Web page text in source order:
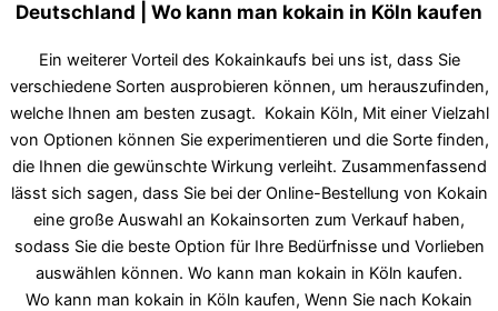
Deutschland | Wo kann man kokain in Köln kaufen
Ein weiterer Vorteil des Kokainkaufs bei uns ist, dass Sie
verschiedene Sorten ausprobieren können, um herauszufinden,
welche Ihnen am besten zusagt. Kokain Köln, Mit einer Vielzahl
von Optionen können Sie experimentieren und die Sorte finden,
die Ihnen die gewünschte Wirkung verleiht. Zusammenfassend
lässt sich sagen, dass Sie bei der Online-Bestellung von Kokain
eine große Auswahl an Kokainsorten zum Verkauf haben,
sodass Sie die beste Option für Ihre Bedürfnisse und Vorlieben
auswählen können. Wo kann man kokain in Köln kaufen.
Wo kann man kokain in Köln kaufen, Wenn Sie nach Kokain